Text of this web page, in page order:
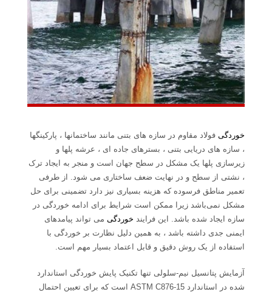
خوردگی فولاد مقاوم در سازه های بتنی مانند ساختمانها ، پارکینگها
، سازه های دریایی بتنی ، بسترهای جاده ای ، عرشه پلها و
زیرسازی پلها یک مشکل در سطح جهان است و منجر به ایجاد ترک
، نشتی از سطح و در نهایت ضعف ساختاری می شود. از طرفی
تعمیر مناطق فرسوده که هزینه بسیاری نیز دارد تضمینی برای حل
مشکل نمی‌باشد زیرا ممکن است شرایط برای ادامه خوردگی در
سازه ایجاد شده باشد. این فرایند خوردگی می تواند پیامدهای
ایمنی جدی داشته باشد ، به همین دلیل نظارت بر خوردگی با
استفاده از یک روش دقیق و قابل اعتماد بسیار مهم است.
آزمایش پتانسیل نیم-سلولی تنها تکنیک پایش خوردگی استاندارد
شده در استاندارد ASTM C876-15 است که برای تعیین احتمال